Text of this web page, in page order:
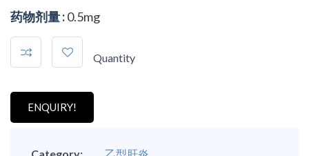
药物剂量 :0.5mg
Quantity
ENQUIRY!